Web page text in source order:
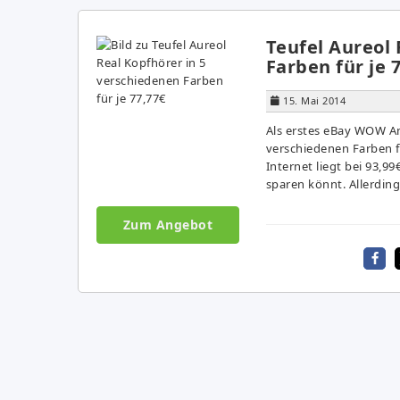
Teufel Aureol
Farben für je
15. Mai 2014
Als erstes eBay WOW
verschiedenen Farben
Internet liegt bei
sparen könnt.
Zum Angebot